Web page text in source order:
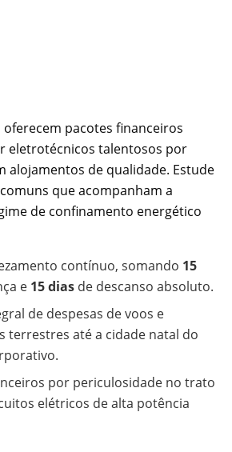
oferecem pacotes financeiros
eletrotécnicos talentosos por
alojamentos de qualidade. Estude
que acompanham a
de confinamento energético
contínuo, somando 15
e 15 dias de descanso absoluto.
de despesas de voos e
terrestres até a cidade natal do
por periculosidade no trato
elétricos de alta potência